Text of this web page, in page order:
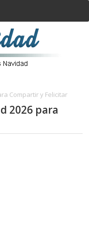
Compartir y Felicitar
2026 para